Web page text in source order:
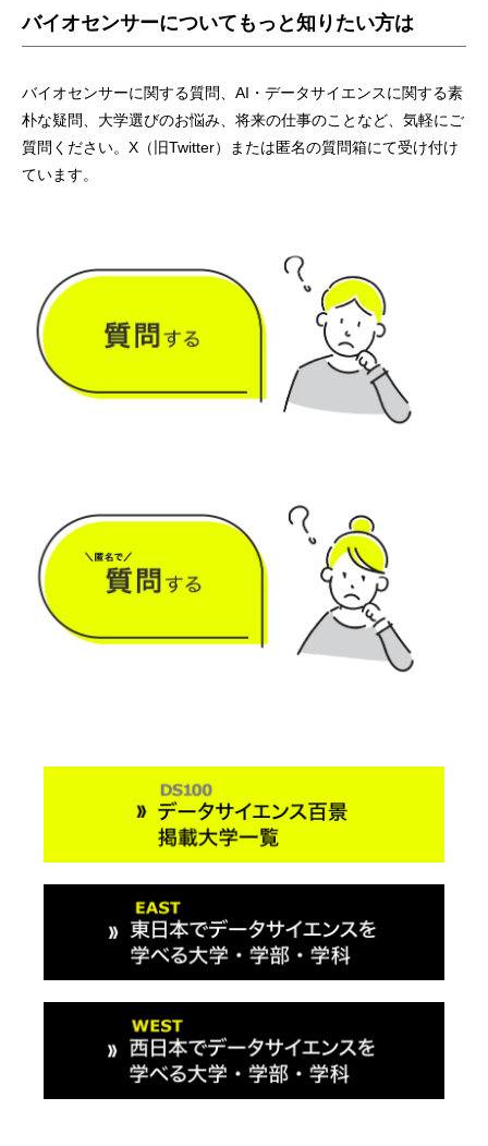
バイオセンサーについてもっと知りたい方は
バイオセンサーに関する質問、AI・データサイエンスに関する素
朴な疑問、大学選びのお悩み、将来の仕事のことなど、気軽にご
質問ください。X（旧Twitter）または匿名の質問箱にて受け付け
ています。